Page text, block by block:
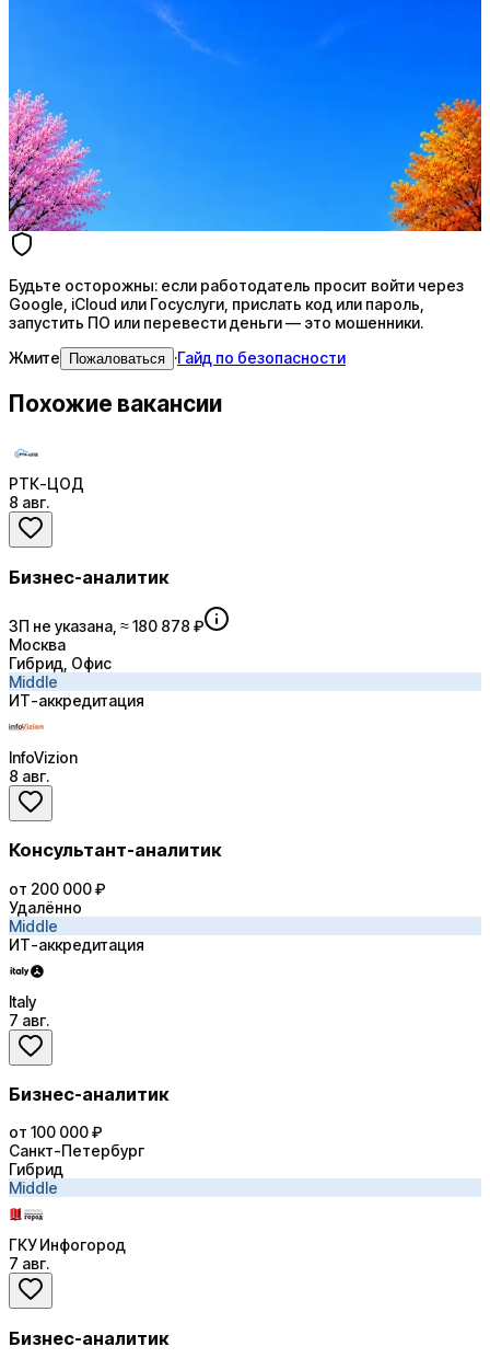
Стратегия поиска с AI: рынки, позиции, вилка, каналы
Будьте осторожны: если работодатель просит войти через
Google, iCloud или Госуслуги, прислать код или пароль,
запустить ПО или перевести деньги — это мошенники.
Жмите
Пожаловаться ·Гайд по безопасности
Похожие вакансии
РТК-ЦОД
8 авг.
Бизнес-аналитик
ЗП не указана, ≈ 180 878 ₽
Москва
Гибрид, Офис
Middle
ИТ-аккредитация
InfoVizion
8 авг.
Консультант-аналитик
от 200 000 ₽
Удалённо
Middle
ИТ-аккредитация
Italy
7 авг.
Бизнес-аналитик
от 100 000 ₽
Санкт-Петербург
Гибрид
Middle
ГКУ Инфогород
7 авг.
Бизнес-аналитик